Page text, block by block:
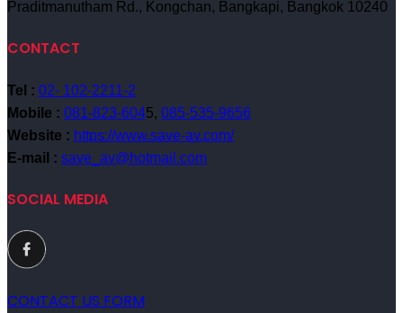
Praditmanutham Rd., Kongchan, Bangkapi, Bangkok 10240
CONTACT
Tel : 02- 102-2211-2
Mobile : 081-823-6045, 085-535-9656
Website : https://www.save-av.com/
E-mail : save_av@hotmail.com
SOCIAL MEDIA
CONTACT US FORM